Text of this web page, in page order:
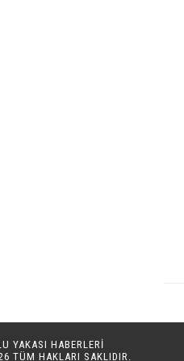
YAKASI HABERLERİ
TÜM HAKLARI SAKLIDIR.